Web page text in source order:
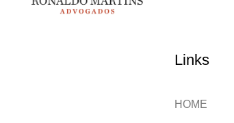
Links
HOME